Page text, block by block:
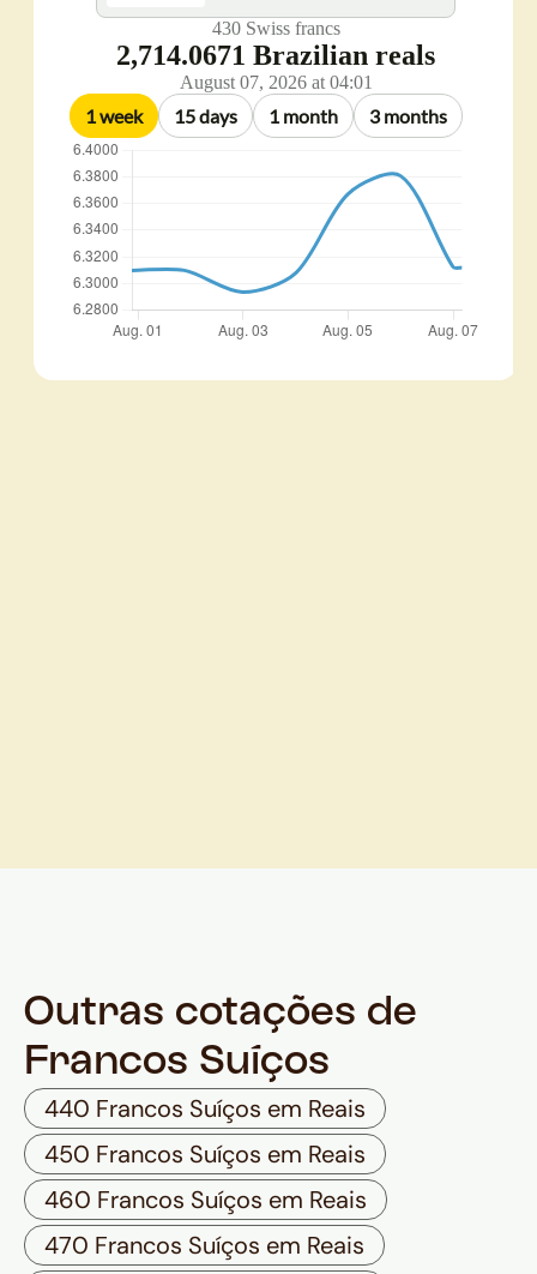
Outras cotações de
Francos Suíços
440 Francos Suíços em Reais
450 Francos Suíços em Reais
460 Francos Suíços em Reais
470 Francos Suíços em Reais